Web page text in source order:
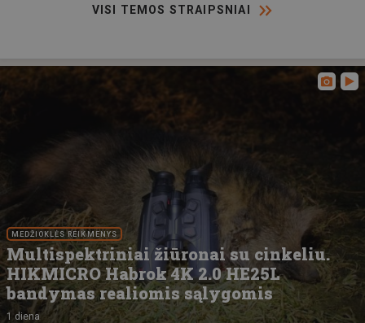
VISI TEMOS STRAIPSNIAI
MEDŽIOKLĖS REIKMENYS
Multispektriniai žiūronai su cinkeliu.
HIKMICRO Habrok 4K 2.0 HE25L
bandymas realiomis sąlygomis
1 diena